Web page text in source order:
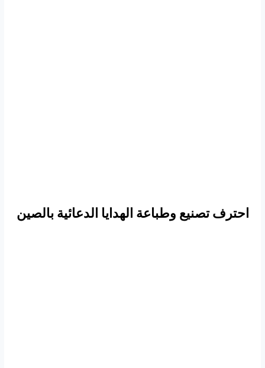
احترف تصنيع وطباعة الهدايا الدعائية بالصين